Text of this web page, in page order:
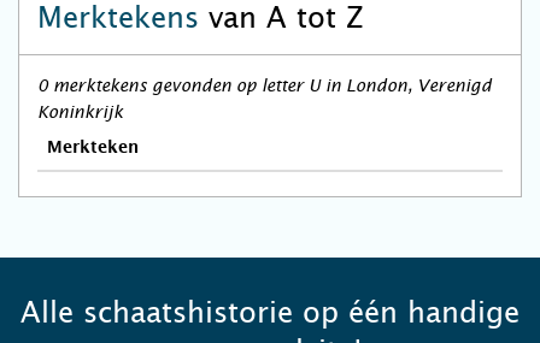
Merktekens van A tot Z
0 merktekens gevonden op letter U in London, Verenigd
Koninkrijk
Merkteken
Alle schaatshistorie op één handige